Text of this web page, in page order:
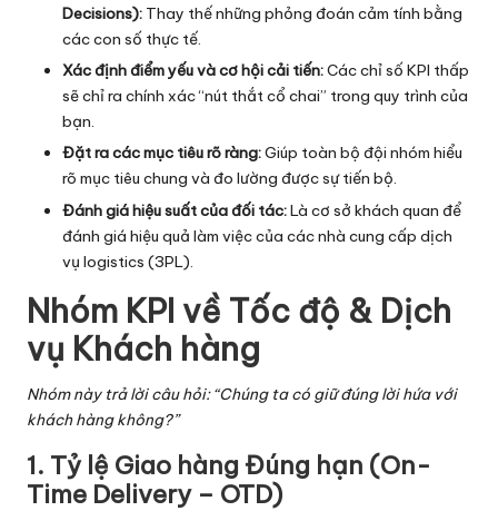
Decisions): Thay thế những phỏng đoán cảm tính bằng
các con số thực tế.
Xác định điểm yếu và cơ hội cải tiến:Các chỉ số KPI thấp
sẽ chỉ ra chính xác “nút thắt cổ chai” trong quy trình của
bạn.
Đặt ra các mục tiêu rõ ràng:Giúp toàn bộ đội nhóm hiểu
rõ mục tiêu chung và đo lường được sự tiến bộ.
Đánh giá hiệu suất của đối tác:Là cơ sở khách quan để
đánh giá hiệu quả làm việc của các nhà cung cấp dịch
vụ logistics (3PL).
Nhóm KPI về Tốc độ & Dịch
vụ Khách hàng
Nhóm này trả lời câu hỏi: “Chúng ta có giữ đúng lời hứa với
khách hàng không?”
1. Tỷ lệ Giao hàng Đúng hạn (On-
Time Delivery – OTD)